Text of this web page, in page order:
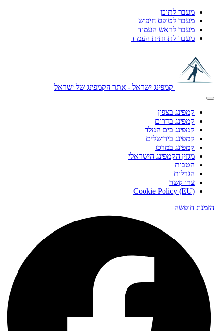
מעבר לתוכן
מעבר לטופס חיפוש
מעבר לראש העמוד
מעבר לתחתית העמוד
קמפינג ישראל - אתר הקמפינג של ישראל
קמפינג בצפון
קמפינג בדרום
קמפינג בים המלח
קמפינג בירושלים
קמפינג במרכז
מגזין הקמפינג הישראלי
הטבות
הגרלות
צרו קשר
Cookie Policy (EU)
הזמנת חופשה